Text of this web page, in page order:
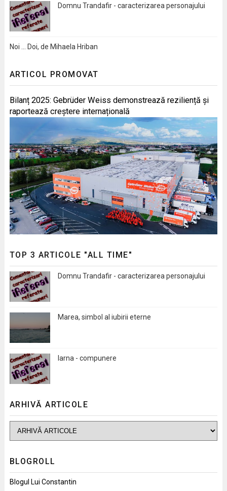
Domnu Trandafir - caracterizarea personajului
Noi … Doi, de Mihaela Hriban
ARTICOL PROMOVAT
Bilanț 2025: Gebrüder Weiss demonstrează reziliență și
raportează creștere internațională
TOP 3 ARTICOLE "ALL TIME"
Domnu Trandafir - caracterizarea personajului
Marea, simbol al iubirii eterne
Iarna - compunere
ARHIVĂ ARTICOLE
BLOGROLL
Blogul Lui Constantin